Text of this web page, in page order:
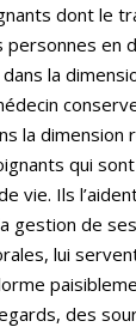
dont le
personnes en
dans la
la dimension
qui
vie. Ils
gestion de
lui
des